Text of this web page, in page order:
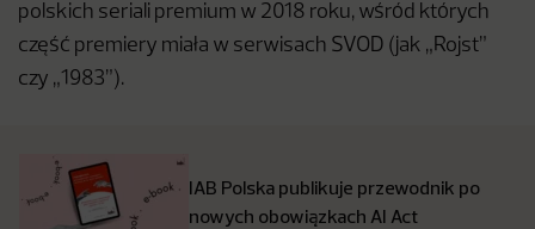
polskich seriali premium w 2018 roku, wśród których
część premiery miała w serwisach SVOD (jak „Rojst”
czy „1983”).
IAB Polska publikuje przewodnik po
nowych obowiązkach AI Act